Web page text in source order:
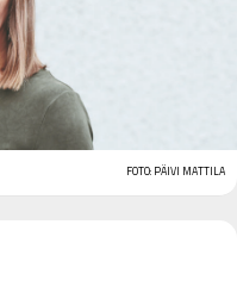
FOTO: PÄIVI MATTILA